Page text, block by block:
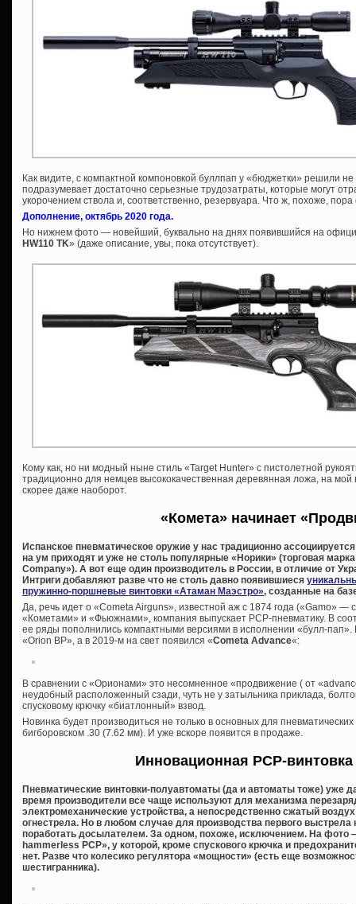
Как видите, с компактной компоновкой буллпап у «бюджетки» решили
подразумевает достаточно серьезные трудозатраты, которые могут
укорочением ствола и, соответственно, резервуара. Что ж, похоже,
Дополнение, октябрь 2020 года.
Но нижнем фото — новейший, буквально на днях появившийся на
HW110 TK» (даже описание, увы, пока отсутствует).
Кому как, но ни модный ныне стиль «Target Hunter» с пистолетной
традиционно для немцев высококачественная деревянная ложа, на мой
скорее даже наоборот.
«Комета» начинает
Испанское пневматическое оружие у нас традиционно
на ум приходят и уже не столь популярные «Норики» (торговая
Company»). А вот еще один производитель в России, в отличие от
Интриги добавляют разве что не столь давно появившиеся
пружинно-поршневые винтовки «Атаман Маэстро», созданные на
Да, речь идет о «Cometa Airguns», известной аж с 1874 года («Gamo» —
«Кометами» и «Фьюжнами», компания выпускает PCP-пневматику. В
ее ряды пополнились компактными версиями в исполнении «булл-
«Orion BP», а в 2019-м на свет появился «Cometa Advance«:
В сравнении с «Орионами» это несомненное «продвижение ( от
неудобный расположенный сзади, чуть не у затыльника приклада,
спусковому крючку «биатлонный» взвод.
Новинка будет производиться не только в основных для
бигборовском .30 (7.62 мм). И уже вскоре появится в продаже.
Инновационная PCP-винтовка
Пневматические винтовки-полуавтоматы (да и автоматы тоже) уже
время производители все чаще используют для механизма
электромеханические устройства, а непосредственно сжатый
огнестрела. Но в любом случае для производства первого выстрела
поработать досылателем. За одном, похоже, исключением. На фото
hammerless PCP», у которой, кроме спускового крючка и
нет. Разве что колесико регулятора «мощности» (есть еще
шестигранника).